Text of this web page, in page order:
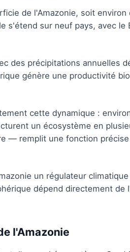
de l'Amazonie, soit environ
s'étend sur neuf pays, avec le
des précipitations annuelles
génère une productivité
cette dynamique :
un écosystème en
— remplit une fonction
un régulateur
dépend directement
l'Amazonie